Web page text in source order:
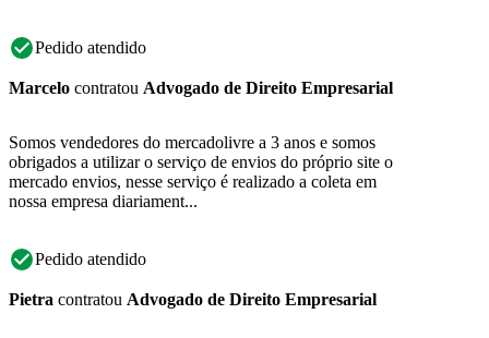
Pedido atendido
Marcelo contratou Advogado de Direito Empresarial
Somos vendedores do mercadolivre a 3 anos e somos
obrigados a utilizar o serviço de envios do próprio site o
mercado envios, nesse serviço é realizado a coleta em
nossa empresa diariament...
Pedido atendido
Pietra contratou Advogado de Direito Empresarial